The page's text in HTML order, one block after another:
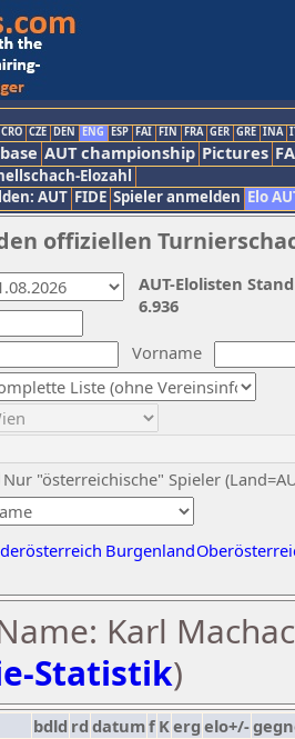
CRO CZE DEN ENG ESP FAI FIN FRA GER GRE INA
AUT championship Pictures
Elozahl
AUT FIDE Spieler anmelden Elo
offiziellen
Vorname
Nur "österreichische" Spieler
Burgenland
AUT-Elolisten
6.936
Karl
Statistik)
bdld rd datumf Kerg elo+/-